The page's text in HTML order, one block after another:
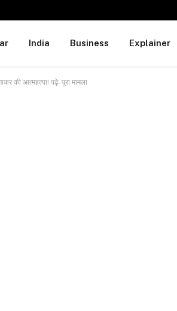
India Business Explainer
की आत्महत्या! पढ़े- पूरा मामला